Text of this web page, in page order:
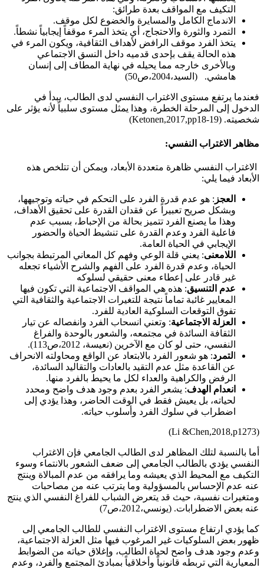
التكيف مع المواقف بعدة طرائق:
الاندماج الكامل والمسايرة والخضوع لكل موقف.
التمرد والثورة والاحتجاج، أي يتخذ المرء موقفاً إيجابياً نشطاً.
يتخذ الفرد موقف الرافض لأهداف الثقافية، ويكون المرء في
هذه الحالة يقف بإحدى قدميه داخل النسق الاجتماعي
وبالأخرى خارجه مما يحيله في نهاية المطاف إلى إنسان
هامشي. (السيد،2004،ص50)
فعندما يرتفع مستوى الاغتراب النفسي لدى الطالب، يبدأ في
الدخول إلى المرحلة الخطرة، وهذا يمثل مستوى سلبياً لأنه يؤثر على
شخصيته. (Ketonen,2017,pp18-19)
مظاهر الاغتراب النفسي:
الاغتراب النفسي ظاهرة متعددة الأبعاد، ويمكن أن تتلخص هذه
الأبعاد فيما يلي:
العجز : هو عدم قدرة الفرد على التحكم في حياته وتوجيهها،
وبشكل صريح تعبيراً عن فقدان القدرة على تحقيق الأهداف،
وهذا ما يصنع الفرد تتميز بحالة من الإحباط، بسبب عدم
فاعلية الفرد وعدم القدرة على تنشيط الحياة والحضور
الإيجابي في الحياة العامة.
اللامعنى: يعني قلة الوعي وفهم كل المعاني المرتبطة بجوانب
الحياة، وعدم قدرة الفرد على الفهم والشرح الأشياء تجعله
غير قادر على إعطاء معنى حقيقي لسلوكه
عدم التنسيق: هذه هي المواقف الاجتماعية التي تكون فيها
المعايير غائبة تماماً نتيجة للتغيرات الاجتماعية والثقافية التي
تفوق التوقعات السلوكية العادية للفرد.
العزلة الاجتماعية: وتعني انسحاب الفرد وانفصاله عن تيار
الثقافة السائدة في مجتمعه، والشعور بالوحدة والفراغ
النفسي، حتى لو كان مع الآخرين (نعيسة، 2012،ص113).
لتمرد: هو شعور الفرد بالابتعاد عن الواقع ومحاولته الانحراف
عن القاعدة مثل عدم التقيد بالعادات والتقاليد السائدة،
الرفض والكراهية والعداء لكل ما يحيط بالفرد منها.
انعدام الهدف: يشعر الفرد بعدم وجود هدف واضح ومحدد
لحياته، بل يعيش فقط في الوقت الحاضر، وهذا يؤدي إلى
اضطراب في سلوك الفرد وأسلوب حياته.
(Li &Chen,2018,p1273)
أما بالنسبة لتلك المظاهر لدى الطالب الجامعي فإن الاغتراب
النفسي يؤدي بالطالب الجامعي إلى ضعف الشعور بالانتماء وسوء
التكيف مع المحيط الذي يعيشه وما يرافقه من عدم المبالاة وينتج
عنه عدم الإحساس بالمسؤولية وما يترتب عنه من مصاحبات
ومتغيرات نفسية، حيث قد يتعرض الشباب للفراغ النفسي الذي ينتج
عنه بعض الاضطرابات. (يونسي،2012،ص7)
كما يؤدي ارتفاع مستوى الاغتراب النفسي للطالب الجامعي إلى
ظهور بعض السلوكيات غير المرغوب فيها مثل العزلة الاجتماعية،
وعدم وجود هدف واضح لحياة الطالب، وإغلاق حياته من الضوابط
المعيارية التي تربطه قانونياً وأخلاقياً بمبادئ المجتمع والفرد، وعدم